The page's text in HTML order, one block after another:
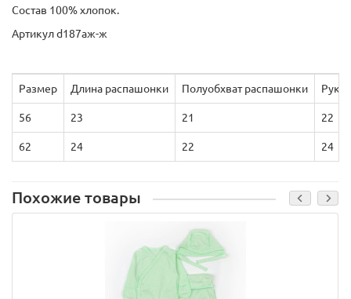
Состав 100% хлопок.
Артикул d187аж-ж
Размер Длина распашонки Полуобхват распашонки Рукав
56 23 21 22
62 24 22 24
Похожие товары